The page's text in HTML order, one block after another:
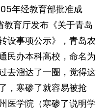
年经教育部批准成
教育厅发布《关于青岛
设事项公示》，青岛农
民办本科高校，命名为
去溜达了一圈，觉得这
，寒碜了就容易被抢
医学院（寒碜了说明学